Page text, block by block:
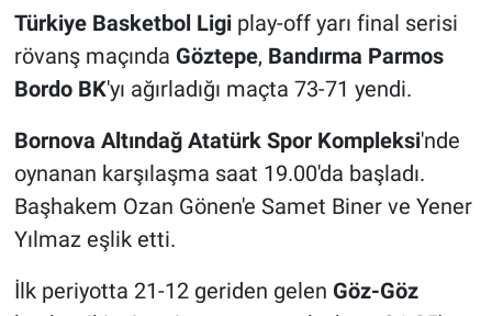
Türkiye Basketbol Ligi play-off yarı final serisi
rövanş maçında Göztepe, Bandırma Parmos
Bordo BK'yı ağırladığı maçta 73-71 yendi.
Bornova Altındağ Atatürk Spor Kompleksi'nde
oynanan karşılaşma saat 19.00'da başladı.
Başhakem Ozan Gönen'e Samet Biner ve Yener
Yılmaz eşlik etti.
İlk periyotta 21-12 geriden gelen Göz-Göz